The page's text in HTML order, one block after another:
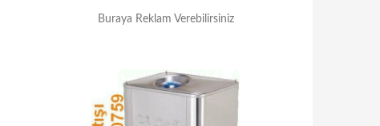
Buraya Reklam Verebilirsiniz